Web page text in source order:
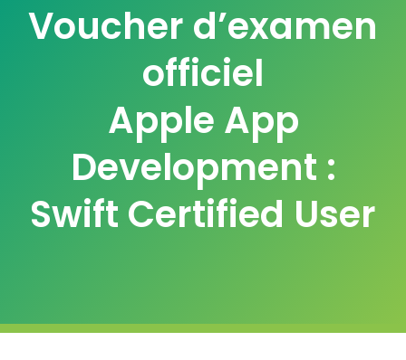
Voucher d’examen
officiel
Apple App
Development :
Swift Certified User